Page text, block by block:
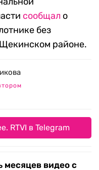
сообщал о
без
районе.
RTVI в Telegram
месяцев видео с